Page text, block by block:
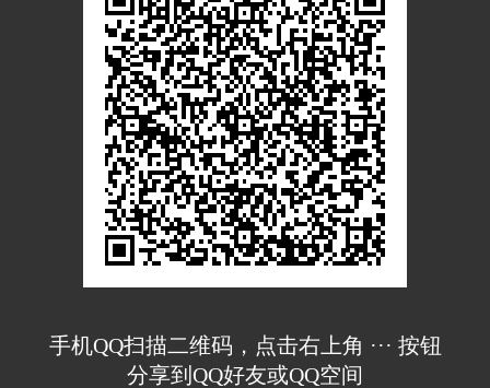
手机QQ扫描二维码，点击右上角 ··· 按钮
分享到QQ好友或QQ空间